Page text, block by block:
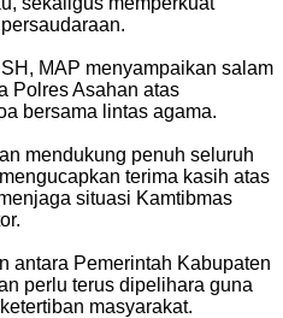
MAP menyampaikan salam
Polres Asahan atas
bersama lintas agama.
mendukung penuh seluruh
terima kasih atas
situasi Kamtibmas
antara Pemerintah Kabupaten
perlu terus dipelihara guna
masyarakat.